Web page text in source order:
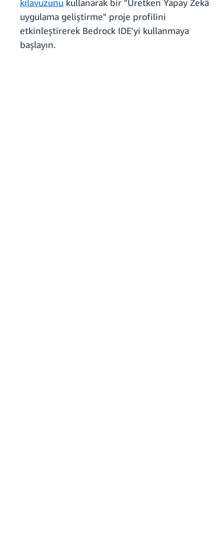
kılavuzunu kullanarak bir "Üretken Yapay Zekâ
uygulama geliştirme" proje profilini
etkinleştirerek Bedrock IDE'yi kullanmaya
başlayın.